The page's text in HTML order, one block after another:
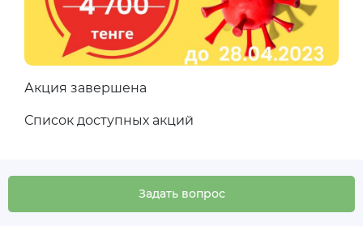
Акция завершена
Список доступных акций
Задать вопрос